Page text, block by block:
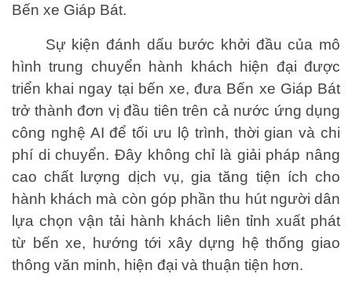
Bến xe Giáp Bát.
Sự kiện đánh dấu bước khởi đầu của mô
hình trung chuyển hành khách hiện đại được
triển khai ngay tại bến xe, đưa Bến xe Giáp Bát
trở thành đơn vị đầu tiên trên cả nước ứng dụng
công nghệ AI để tối ưu lộ trình, thời gian và chi
phí di chuyển. Đây không chỉ là giải pháp nâng
cao chất lượng dịch vụ, gia tăng tiện ích cho
hành khách mà còn góp phần thu hút người dân
lựa chọn vận tải hành khách liên tỉnh xuất phát
từ bến xe, hướng tới xây dựng hệ thống giao
thông văn minh, hiện đại và thuận tiện hơn.